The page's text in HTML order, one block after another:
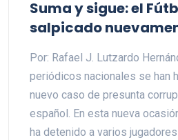
Suma y sigue: el
salpicado
Por: Rafael J. Lutzardo
periódicos nacionales se han
nuevo caso de presunta
español. En esta nueva
ha detenido a varios